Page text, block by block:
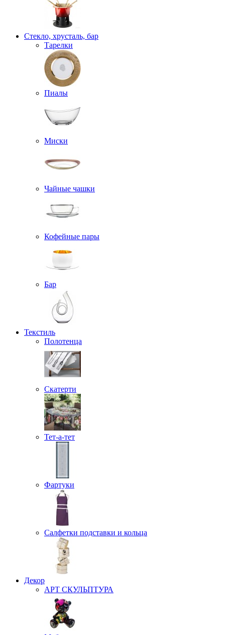
Стекло, хрусталь, бар
Тарелки
Пиалы
Миски
Чайные чашки
Кофейные пары
Бар
Текстиль
Полотенца
Скатерти
Тет-а-тет
Фартуки
Салфетки подставки и кольца
Декор
АРТ СКУЛЬПТУРА